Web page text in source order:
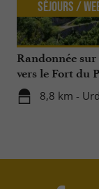
Randonnée
vers le Fort du
8,8 km -
Séjours /